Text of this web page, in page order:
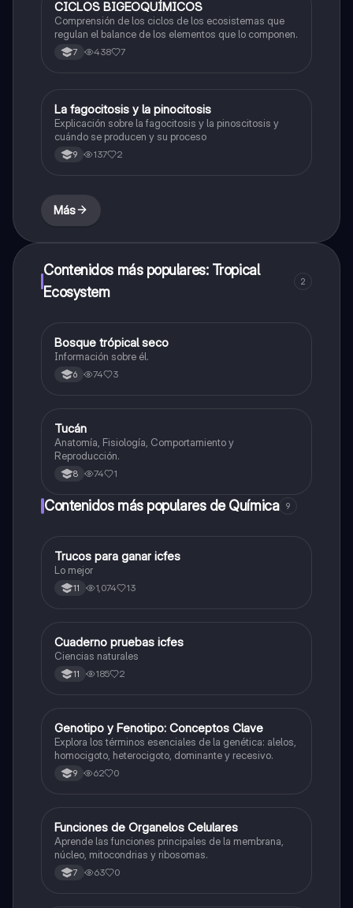
Biologia
CICLOS BIGEOQUÍMICOS
Comprensión de los ciclos de los ecosistemas que
regulan el balance de los elementos que lo componen.
7 438 7
Biologia
La fagocitosis y la pinocitosis
Explicación sobre la fagocitosis y la pinoscitosis y
cuándo se producen y su proceso
9 137 2
Más
Contenidos más populares: Tropical
Ecosystem
2
Biologia
Bosque trópical seco
Información sobre él.
6 74 3
Biologia
Tucán
Anatomía, Fisiología, Comportamiento y
Reproducción.
8 74 1
Contenidos más populares de Química 9
Química
Trucos para ganar icfes
Lo mejor
11 1,074 13
Biologia
Cuaderno pruebas icfes
Ciencias naturales
11 185 2
GBiologia
Genotipo y Fenotipo: Conceptos Clave
Explora los términos esenciales de la genética: alelos,
homocigoto, heterocigoto, dominante y recesivo.
9 62 0
FBiologia
Funciones de Organelos Celulares
Aprende las funciones principales de la membrana,
núcleo, mitocondrias y ribosomas.
7 63 0